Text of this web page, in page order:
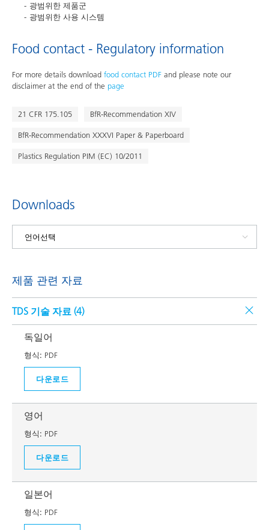
광범위한 제품군
광범위한 사용 시스템
Food contact - Regulatory information
For more details download food contact PDF and please note our
disclaimer at the end of the page
21 CFR 175.105 BfR-Recommendation XIV
BfR-Recommendation XXXVI Paper & Paperboard
Plastics Regulation PIM (EC) 10/2011
Downloads
제품 관련 자료
TDS 기술 자료 (4)
독일어
형식: PDF
다운로드
영어
형식: PDF
다운로드
일본어
형식: PDF